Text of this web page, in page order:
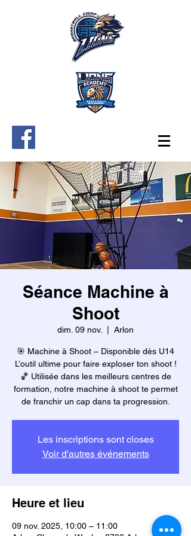
Séance Machine à
Shoot
dim. 09 nov. Arlon
🎯 Machine à Shoot – Disponible dès U14
L’outil ultime pour faire exploser ton shoot !
🏀 Utilisée dans les meilleurs centres de
formation, notre machine à shoot te permet
de franchir un cap dans ta progression.
Les inscriptions sont closes
Voir d'autres événements
Heure et lieu
09 nov. 2025, 10:00 – 11:00